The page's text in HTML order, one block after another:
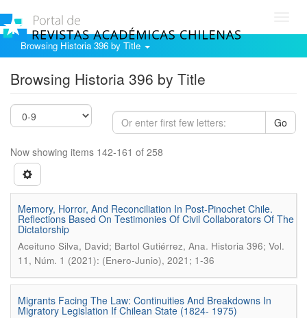
Browsing Historia 396 by Title
Browsing Historia 396 by Title
Go
Now showing items 142-161 of 258
Memory, Horror, And Reconciliation In Post-Pinochet Chile.
Reflections Based On Testimonies Of Civil Collaborators Of The
Dictatorship
Aceituno Silva, David; Bartol Gutiérrez, Ana. Historia 396; Vol.
11, Núm. 1 (2021): (Enero-Junio), 2021; 1-36
Migrants Facing The Law: Continuities And Breakdowns In
Migratory Legislation If Chilean State (1824- 1975)